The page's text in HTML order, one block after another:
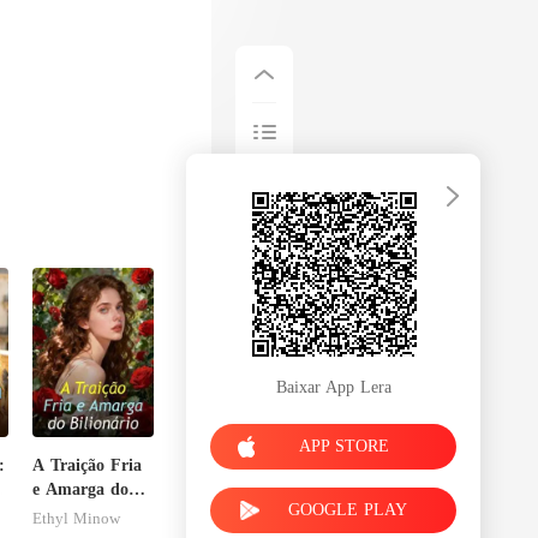
A Traição Fria
e Amarga do
Bilionário
Ethyl Minow
Baixar App Lera
APP STORE
GOOGLE PLAY